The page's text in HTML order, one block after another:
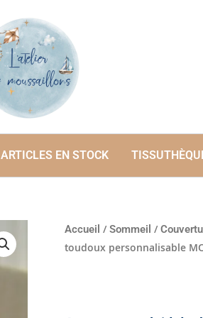
ARTICLES EN STOCK
Accueil /Sommeil /
toudoux personnalisable
quantité
de
Couverture,